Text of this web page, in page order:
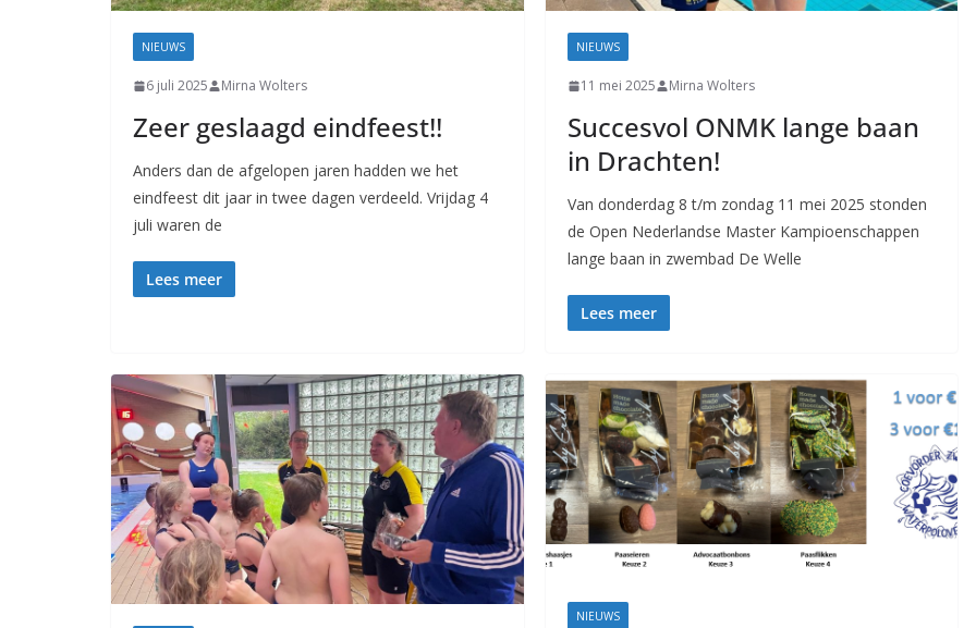
NIEUWS
6 juli 2025 Mirna Wolters
Zeer geslaagd eindfeest!!
Anders dan de afgelopen jaren hadden we het
eindfeest dit jaar in twee dagen verdeeld. Vrijdag 4
juli waren de
Lees meer
NIEUWS
11 mei 2025 Mirna Wolters
Succesvol ONMK lange baan
in Drachten!
Van donderdag 8 t/m zondag 11 mei 2025 stonden
de Open Nederlandse Master Kampioenschappen
lange baan in zwembad De Welle
Lees meer
NIEUWS